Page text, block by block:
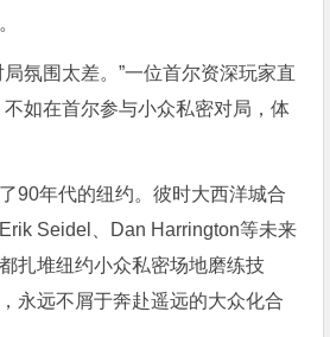
局氛围太差。”一位首尔资深玩家直
不如在首尔参与小众私密对局，体
90年代的纽约。彼时大西洋城合
Seidel、Dan Harrington等未来
扎堆纽约小众私密场地磨练技
永远不屑于奔赴遥远的大众化合